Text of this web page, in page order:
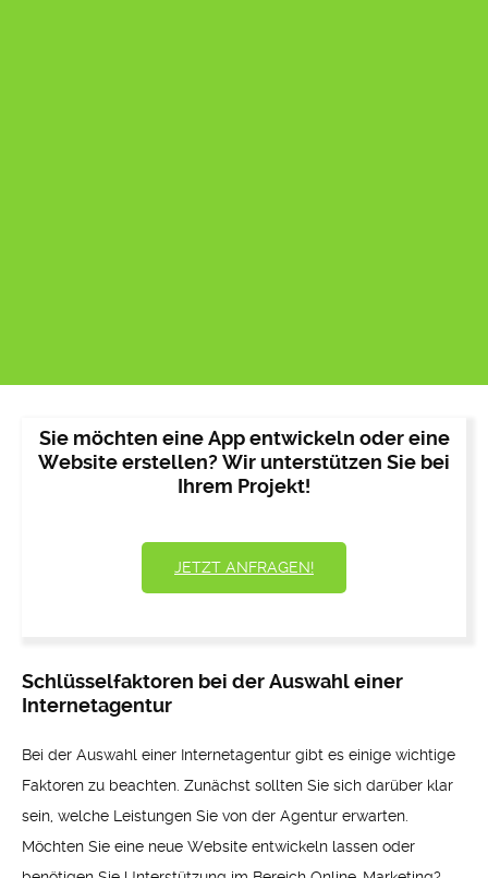
Sie möchten eine App entwickeln oder eine
Website erstellen? Wir unterstützen Sie bei
Ihrem Projekt!
JETZT ANFRAGEN!
Schlüsselfaktoren bei der Auswahl einer
Internetagentur
Bei der Auswahl einer Internetagentur gibt es einige wichtige
Faktoren zu beachten. Zunächst sollten Sie sich darüber klar
sein, welche Leistungen Sie von der Agentur erwarten.
Möchten Sie eine neue Website entwickeln lassen oder